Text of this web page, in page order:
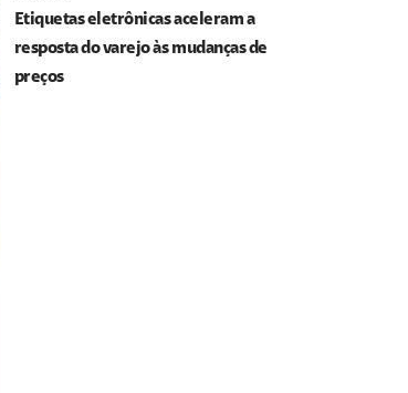
Etiquetas eletrônicas aceleram a
resposta do varejo às mudanças de
preços